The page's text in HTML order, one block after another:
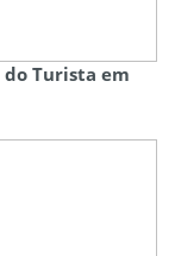
do Turista em